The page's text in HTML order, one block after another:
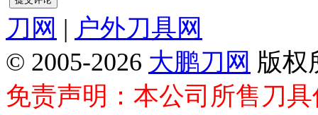
刀网 | 户外刀具网
© 2005-2026 大鹏刀网 版权
免责声明：本公司所售刀